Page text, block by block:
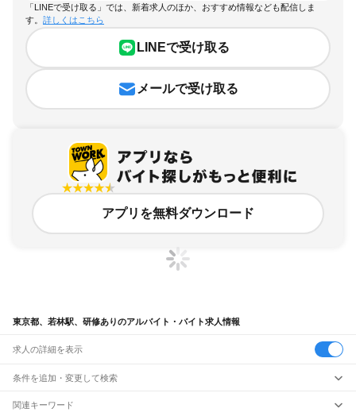
「LINEで受け取る」では、新着求人のほか、おすすめ情報なども配信しま
す。 詳しくはこちら
LINEで受け取る
メールで受け取る
アプリを無料ダウンロード
東京都、若林駅、研修ありのアルバイト・バイト求人情報
求人の詳細を表示
条件を追加・変更して検索
市区町村を追加・変更
関連キーワード